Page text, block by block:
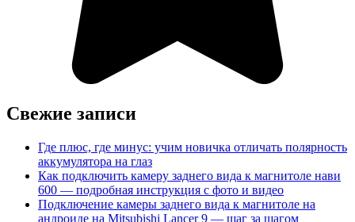
Свежие записи
Где плюс, где минус: учим новичка отличать полярность
аккумулятора на глаз
Как подключить камеру заднего вида к магнитоле нави
600 — подробная инструкция с фото и видео
Подключение камеры заднего вида к магнитоле на
андроиде на Mitsubishi Lancer 9 — шаг за шагом